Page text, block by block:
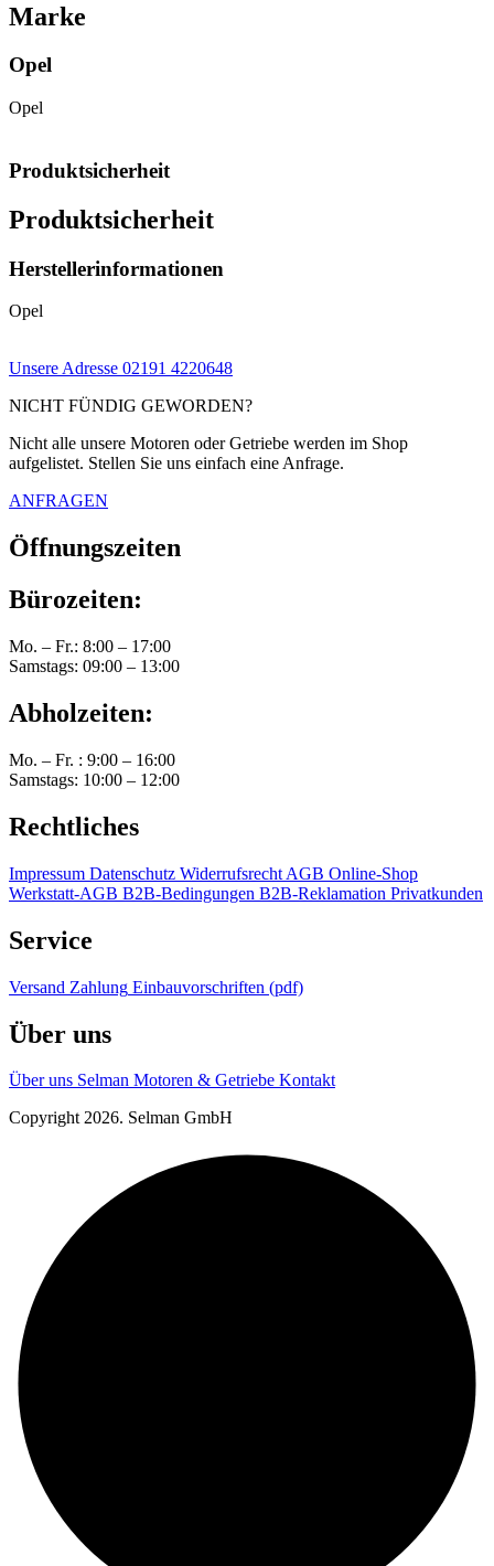
Marke
Opel
Opel
Produktsicherheit
Produktsicherheit
Herstellerinformationen
Opel
Unsere Adresse 02191 4220648
NICHT FÜNDIG GEWORDEN?
Nicht alle unsere Motoren oder Getriebe werden im Shop
aufgelistet. Stellen Sie uns einfach eine Anfrage.
ANFRAGEN
Öffnungszeiten
Bürozeiten:
Mo. – Fr.: 8:00 – 17:00
Samstags: 09:00 – 13:00
Abholzeiten:
Mo. – Fr. : 9:00 – 16:00
Samstags: 10:00 – 12:00
Rechtliches
Impressum Datenschutz Widerrufsrecht AGB Online-Shop
Werkstatt-AGB B2B-Bedingungen B2B-Reklamation Privatkunden
Service
Versand Zahlung Einbauvorschriften (pdf)
Über uns
Über uns Selman Motoren & Getriebe Kontakt
Copyright 2026. Selman GmbH